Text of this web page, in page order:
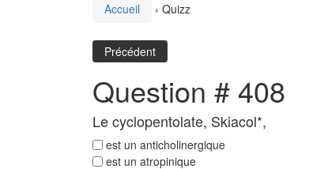
Accueil › Quizz
Précédent
Question # 408
Le cyclopentolate, Skiacol*,
est un anticholinergique
est un atropinique